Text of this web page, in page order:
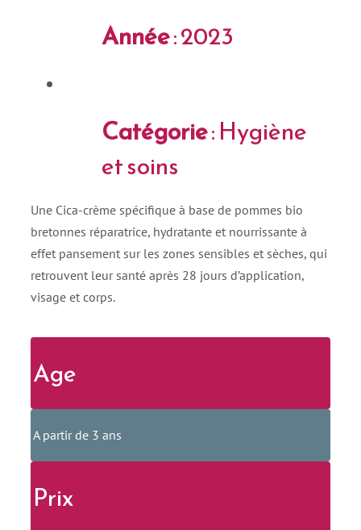
Année: 2023
Catégorie: Hygiène
et soins
Une Cica-crème spécifique à base de pommes bio
bretonnes réparatrice, hydratante et nourrissante à
effet pansement sur les zones sensibles et sèches, qui
retrouvent leur santé après 28 jours d’application,
visage et corps.
Age
A partir de 3 ans
Prix